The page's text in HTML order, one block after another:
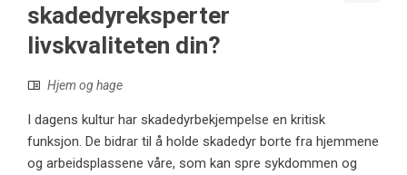
skadedyreksperter
livskvaliteten din?
Hjem og hage
I dagens kultur har skadedyrbekjempelse en kritisk
funksjon. De bidrar til å holde skadedyr borte fra hjemmene
og arbeidsplassene våre, som kan spre sykdommen og